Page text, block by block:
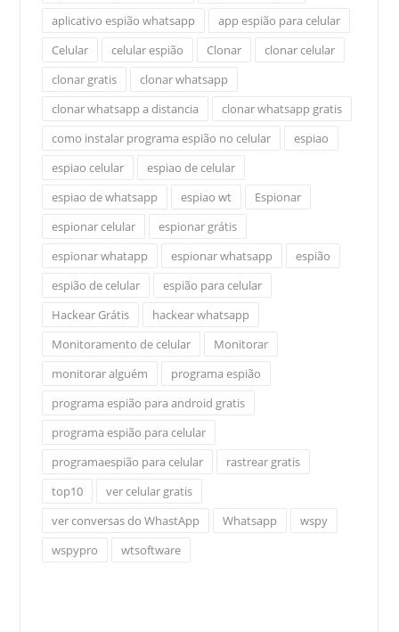
aplicativo espião whatsapp
app espião para celular
Celular
celular espião Clonar
clonar celular
clonar gratis
clonar whatsapp
clonar whatsapp a distancia
clonar whatsapp gratis
como instalar programa espião no celular
espiao
espiao celular
espiao de celular
espiao de whatsapp
espiao wt
Espionar
espionar celular
espionar grátis
espionar whatapp
espionar whatsapp
espião
espião de celular
espião para celular
Hackear Grátis
hackear whatsapp
Monitoramento de celular
Monitorar
monitorar alguém
programa espião
programa espião para android gratis
programa espião para celular
programaespião para celular
rastrear gratis
top10
ver celular gratis
ver conversas do WhastApp
Whatsapp
wspy
wspypro
wtsoftware